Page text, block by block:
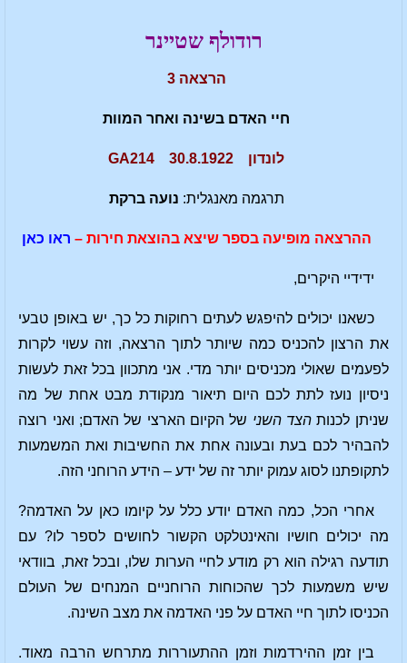
רודולף שטיינר
הרצאה 3
חיי האדם בשינה ואחר המוות
לונדון 30.8.1922 GA214
תרגמה מאנגלית: נועה ברקת
ההרצאה מופיעה בספר שיצא בהוצאת חירות – ראו כאן
ידידיי היקרים,
כשאנו יכולים להיפגש לעתים רחוקות כל כך, יש באופן טבעי
את הרצון להכניס כמה שיותר לתוך הרצאה, וזה עשוי לקרות
לפעמים שאולי מכניסים יותר מדי. אני מתכוון בכל זאת לעשות
ניסיון נועז לתת לכם היום תיאור מנקודת מבט אחת של מה
שניתן לכנותהצד השני של הקיום הארצי של האדם; ואני רוצה
להבהיר לכם בעת ובעונה אחת את החשיבות ואת המשמעות
לתקופתנו לסוג עמוק יותר זה של ידע – הידע הרוחני הזה.
אחרי הכל, כמה האדם יודע כלל על קיומו כאן על האדמה?
מה יכולים חושיו והאינטלקט הקשור לחושים לספר לו? עם
תודעה רגילה הוא רק מודע לחיי הערות שלו, ובכל זאת, בוודאי
שיש משמעות לכך שהכוחות הרוחניים המנחים של העולם
הכניסו לתוך חיי האדם על פני האדמה את מצב השינה.
בין זמן ההירדמות וזמן ההתעוררות מתרחש הרבה מאוד.